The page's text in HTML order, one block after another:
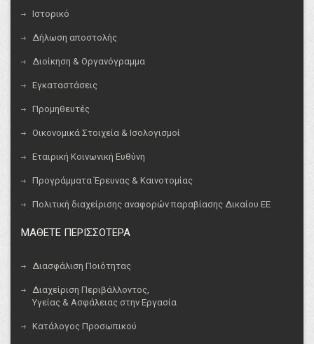
Ιστορικό
Δήλωση αποστολής
Διοίκηση & Οργανόγραμμα
Εγκαταστάσεις
Προμηθευτές
Οικονομικά Στοιχεία & Ισολογισμοί
Εταιρική Κοινωνική Ευθύνη
Προγράμματα Έρευνας & Καινοτομίας
Πολιτική διαχείρισης αναφορών παραβίασης Δικαίου ΕΕ
ΜΑΘΕΤΕ ΠΕΡΙΣΣΟΤΕΡΑ
Διασφάλιση Ποιότητας
Διαχείριση Περιβάλλοντος,
Υγείας & Ασφάλειας στην Εργασία
Κατάλογος Προσωπικού